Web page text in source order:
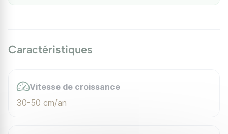
Caractéristiques
Vitesse de croissance
30-50 cm/an